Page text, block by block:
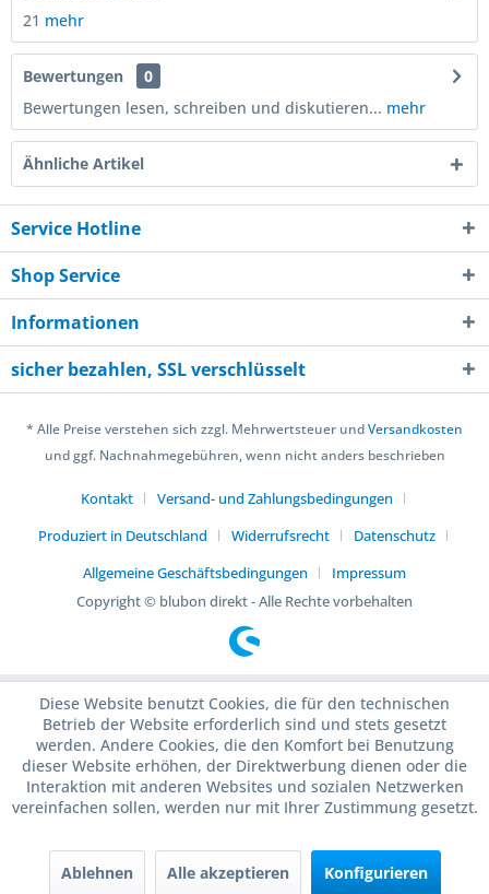
21 mehr
Bewertungen
0
Bewertungen lesen, schreiben und diskutieren... mehr
Ähnliche Artikel
Service Hotline
Shop Service
Informationen
sicher bezahlen, SSL verschlüsselt
* Alle Preise verstehen sich zzgl. Mehrwertsteuer undVersandkosten
und ggf. Nachnahmegebühren, wenn nicht anders beschrieben
Kontakt
Versand- und Zahlungsbedingungen
Produziert in Deutschland
Widerrufsrecht
Datenschutz
Allgemeine Geschäftsbedingungen
Impressum
Copyright © blubon direkt - Alle Rechte vorbehalten
Diese Website benutzt Cookies, die für den technischen
Betrieb der Website erforderlich sind und stets gesetzt
werden. Andere Cookies, die den Komfort bei Benutzung
dieser Website erhöhen, der Direktwerbung dienen oder die
Interaktion mit anderen Websites und sozialen Netzwerken
vereinfachen sollen, werden nur mit Ihrer Zustimmung gesetzt.
Ablehnen Alle akzeptieren Konfigurieren